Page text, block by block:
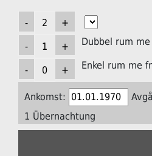
Dubbel rum
Enkel rum me
Ankomst:
1 Übernachtung